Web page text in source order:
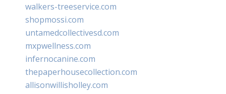
walkers-treeservice.com
shopmossi.com
untamedcollectivesd.com
mxpwellness.com
infernocanine.com
thepaperhousecollection.com
allisonwillisholley.com